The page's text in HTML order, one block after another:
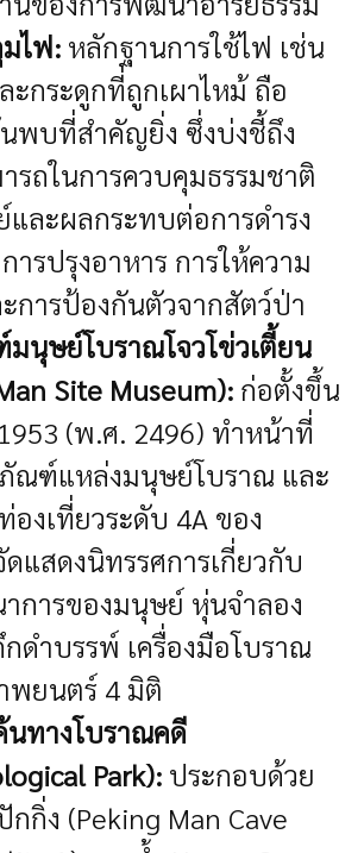
ไฟ: หลักฐานการใช้ไฟ เช่น
ะกระดูกที่ถูกเผาไหม้ ถือ
พบที่สำคัญยิ่ง ซึ่งบ่งชี้ถึง
รถในการควบคุมธรรมชาติ
ละผลกระทบต่อการดำรง
ารปรุงอาหาร การให้ความ
การป้องกันตัวจากสัตว์ป่า
นุษย์โบราณโจวโข่วเตี้ยน
Site Museum): ก่อตั้งขึ้น
(พ.ศ. 2496) ทำหน้าที่
ณฑ์แหล่งมนุษย์โบราณ และ
งเที่ยวระดับ 4A ของ
แสดงนิทรรศการเกี่ยวกับ
การของมนุษย์ หุ่นจำลอง
ดำบรรพ์ เครื่องมือโบราณ
พยนตร์ 4 มิติ
ทางโบราณคดี
Park): ประกอบด้วย
กิ่ง (Peking Man Cave